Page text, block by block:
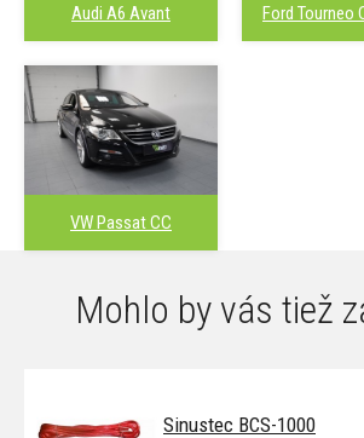
Audi A6 Avant Ford Tourneo
VW Passat CC
Mohlo by vás tiež
Sinustec BCS-1000